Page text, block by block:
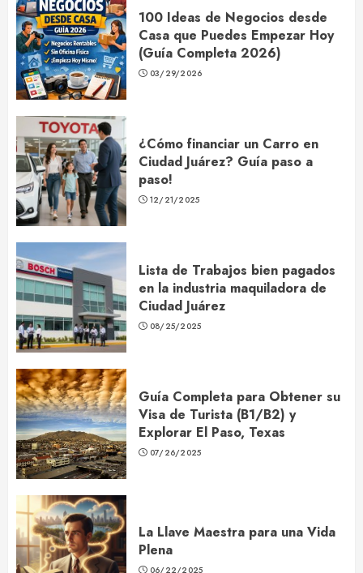
100 Ideas de Negocios desde
Casa que Puedes Empezar Hoy
(Guía Completa 2026)
03/29/2026
¿Cómo financiar un Carro en
Ciudad Juárez? Guía paso a
paso!
12/21/2025
Lista de Trabajos bien pagados
en la industria maquiladora de
Ciudad Juárez
08/25/2025
Guía Completa para Obtener su
Visa de Turista (B1/B2) y
Explorar El Paso, Texas
07/26/2025
La Llave Maestra para una Vida
Plena
06/22/2025